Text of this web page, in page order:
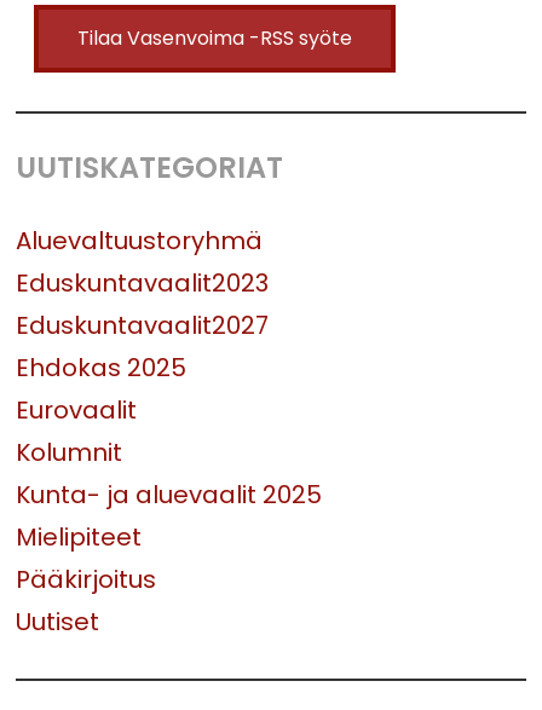
Tilaa Vasenvoima -RSS syöte
UUTISKATEGORIAT
Aluevaltuustoryhmä
Eduskuntavaalit2023
Eduskuntavaalit2027
Ehdokas 2025
Eurovaalit
Kolumnit
Kunta- ja aluevaalit 2025
Mielipiteet
Pääkirjoitus
Uutiset